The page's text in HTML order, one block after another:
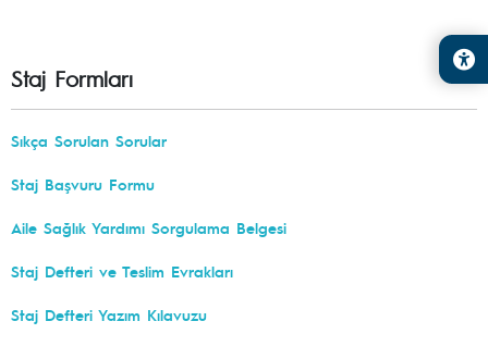
Staj Formları
Sıkça Sorulan Sorular
Staj Başvuru Formu
Aile Sağlık Yardımı Sorgulama Belgesi
Staj Defteri ve Teslim Evrakları
Staj Defteri Yazım Kılavuzu